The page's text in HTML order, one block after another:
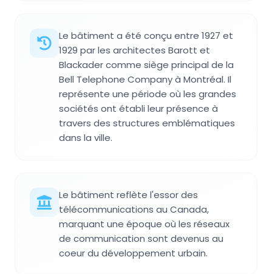
Le bâtiment a été conçu entre 1927 et
1929 par les architectes Barott et
Blackader comme siège principal de la
Bell Telephone Company à Montréal. Il
représente une période où les grandes
sociétés ont établi leur présence à
travers des structures emblématiques
dans la ville.
Le bâtiment reflète l'essor des
télécommunications au Canada,
marquant une époque où les réseaux
de communication sont devenus au
coeur du développement urbain.